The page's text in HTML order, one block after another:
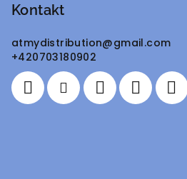
Kontakt
atmydistribution@gmail.com
+420703180902